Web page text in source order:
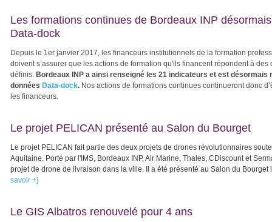
Les formations continues de Bordeaux INP
Data-dock
Depuis le 1er janvier 2017, les financeurs institutionnels de la formation
doivent s’assurer que les actions de formation qu'ils financent répondent à des
définis. Bordeaux INP a ainsi renseigné les 21 indicateurs et est désormais
données Data-dock. Nos actions de formations continues continueront donc
les financeurs.
Le projet PELICAN présenté au Salon du Bourget
Le projet PELICAN fait partie des deux projets de drones révolutionnaires
Aquitaine. Porté par l'IMS, Bordeaux INP, Air Marine, Thales, CDiscount et
projet de drone de livraison dans la ville. Il a été présenté au Salon du Bourget
savoir +]
Le GIS Albatros renouvelé pour 4 ans